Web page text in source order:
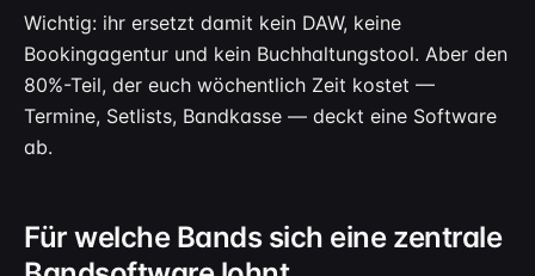
Wichtig: ihr ersetzt damit kein DAW, keine
Bookingagentur und kein Buchhaltungstool. Aber den
80%-Teil, der euch wöchentlich Zeit kostet —
Termine, Setlists, Bandkasse — deckt eine Software
ab.
Für welche Bands sich eine zentrale